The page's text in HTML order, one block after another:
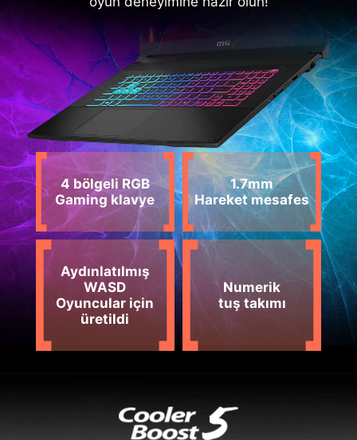
4 bölgeli RGB
Gaming klavye
1.7mm
Hareket mesafes
Aydınlatılmış
WASD
Oyuncular için
üretildi
Numerik
tuş takımı